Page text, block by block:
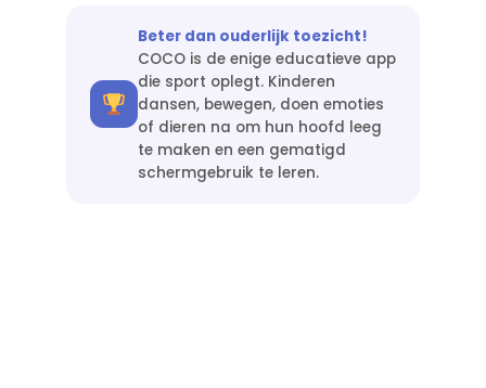
Beter dan ouderlijk toezicht!
COCO is de enige educatieve app
die sport oplegt. Kinderen
dansen, bewegen, doen emoties
of dieren na om hun hoofd leeg
te maken en een gematigd
schermgebruik te leren.